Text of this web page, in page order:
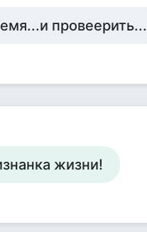
провеерить...
жизни!